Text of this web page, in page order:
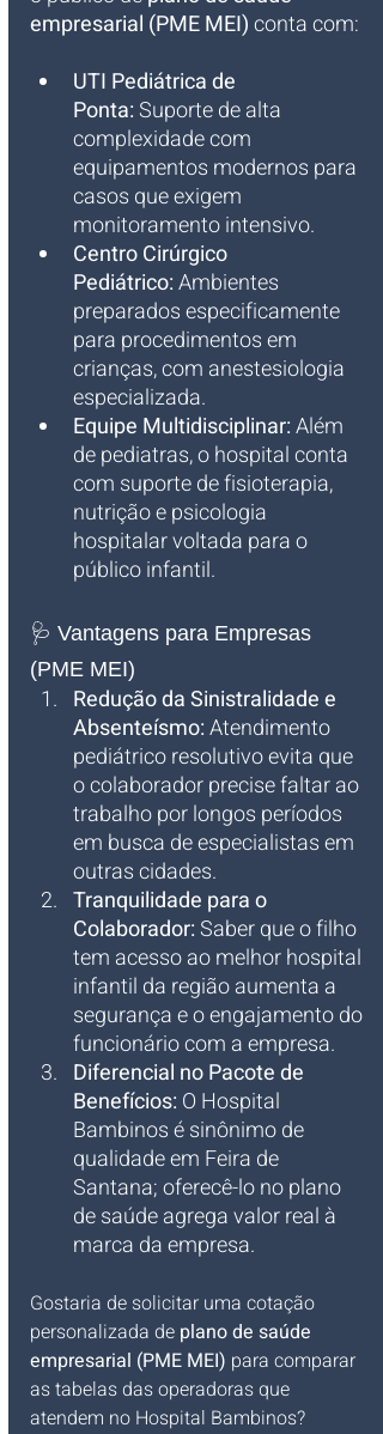
empresarial (PME MEI) conta com:
UTI Pediátrica de
Ponta: Suporte de alta
complexidade com
equipamentos modernos para
casos que exigem
monitoramento intensivo.
Centro Cirúrgico
Pediátrico: Ambientes
preparados especificamente
para procedimentos em
crianças, com anestesiologia
especializada.
Equipe Multidisciplinar: Além
de pediatras, o hospital conta
com suporte de fisioterapia,
nutrição e psicologia
hospitalar voltada para o
público infantil.
🩺 Vantagens para Empresas
(PME MEI)
Redução da Sinistralidade e
Absenteísmo: Atendimento
pediátrico resolutivo evita que
o colaborador precise faltar ao
trabalho por longos períodos
em busca de especialistas em
outras cidades.
Tranquilidade para o
Colaborador: Saber que o filho
tem acesso ao melhor hospital
infantil da região aumenta a
segurança e o engajamento do
funcionário com a empresa.
Diferencial no Pacote de
Benefícios: O Hospital
Bambinos é sinônimo de
qualidade em Feira de
Santana; oferecê-lo no plano
de saúde agrega valor real à
marca da empresa.
Gostaria de solicitar uma cotação
personalizada de plano de saúde
empresarial (PME MEI) para comparar
as tabelas das operadoras que
atendem no Hospital Bambinos?